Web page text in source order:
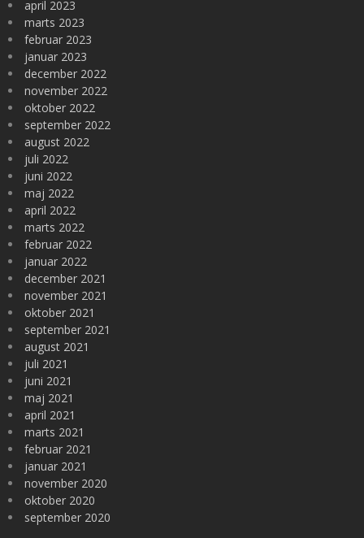
april 2023
marts 2023
februar 2023
januar 2023
december 2022
november 2022
oktober 2022
september 2022
august 2022
juli 2022
juni 2022
maj 2022
april 2022
marts 2022
februar 2022
januar 2022
december 2021
november 2021
oktober 2021
september 2021
august 2021
juli 2021
juni 2021
maj 2021
april 2021
marts 2021
februar 2021
januar 2021
november 2020
oktober 2020
september 2020